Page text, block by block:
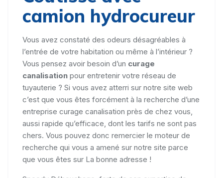
camion hydrocureur
Vous avez constaté des odeurs désagréables à
l’entrée de votre habitation ou même à l’intérieur ?
Vous pensez avoir besoin d’un curage
canalisation pour entretenir votre réseau de
tuyauterie ? Si vous avez atterri sur notre site web
c’est que vous êtes forcément à la recherche d’une
entreprise curage canalisation près de chez vous,
aussi rapide qu’efficace, dont les tarifs ne sont pas
chers. Vous pouvez donc remercier le moteur de
recherche qui vous a amené sur notre site parce
que vous êtes sur La bonne adresse !